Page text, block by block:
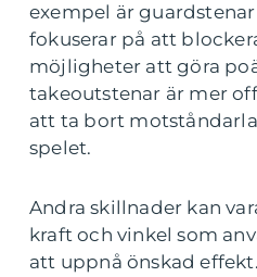
exempel är
fokuserar på att
möjligheter att göra
takeoutstenar är mer
att ta bort
spelet.
Andra skillnader kan
kraft och vinkel som
att uppnå önskad